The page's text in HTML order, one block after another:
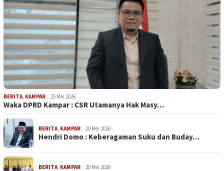
BERITA, KAMPAR 25 Mei 2026
Waka DPRD Kampar : CSR Utamanya Hak Masy…
BERITA, KAMPAR 20 Mei 2026
Hendri Domo : Keberagaman Suku dan Buday…
BERITA, KAMPAR 20 Mei 2026